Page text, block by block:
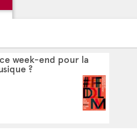
week-end pour la
?